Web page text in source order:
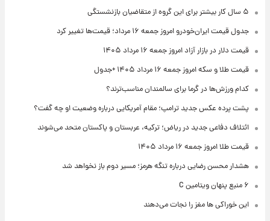
۵ سال کار بیشتر برای این گروه از متقاضیان بازنشستگی
جدول قیمت ایران‌خودرو امروز جمعه ۱۶ مرداد؛ قیمت‌ها تغییر کرد
قیمت دلار در بازار آزاد امروز جمعه ۱۶ مرداد ۱۴۰۵
قیمت طلا و سکه امروز جمعه ۱۶ مرداد ۱۴۰۵ +جدول
کدام ورزش‌ها در گرما برای سالمندان مناسب‌ترند؟
پشت پرده عکس جدید ترامپ؛ مقام آمریکایی درباره وضعیت او چه گفت؟
ائتلاف دفاعی جدید در ریاض؛ ترکیه، عربستان و پاکستان متحد می‌شوند
قیمت طلا امروز جمعه ۱۶ مرداد ۱۴۰۵
هشدار محسن رضایی درباره تنگه هرمز؛ مسیر دوم باز نخواهد شد
۶ منبع پنهان ویتامین C
این خوراکی ها مغز را نجات می‌دهند